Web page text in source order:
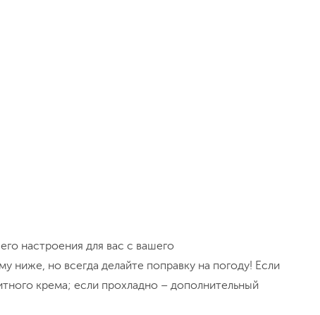
настроения для вас с вашего
ниже, но всегда делайте поправку на погоду! Если
крема; если прохладно – дополнительный